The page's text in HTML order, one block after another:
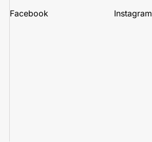
Facebook
Instagram